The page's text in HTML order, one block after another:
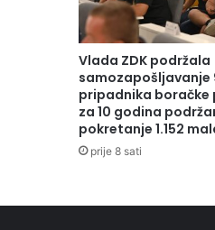
Vlada ZDK podržala
samozapošljavanje
pripadnika boračke
za 10 godina
pokretanje 1.152
prije 8 sati